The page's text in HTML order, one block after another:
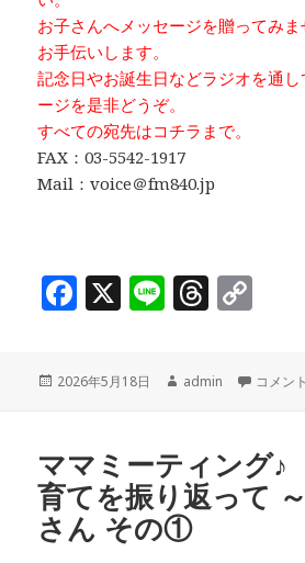
お子さんへメッセージを贈ってみ
お手伝いします。
記念日やお誕生日などラジオを通
ージを是非どうぞ。
すべての宛先はコチラまで。
FAX：03-5542-1917
Mail：voice＠fm840.jp
F
c
e
o
o
k
X Li
e
T
r
e
d
s
y
n
k
投
2026年5月18日
作
admin ママミ
コメン
ママミーティング
育てを振り返って
さん その①